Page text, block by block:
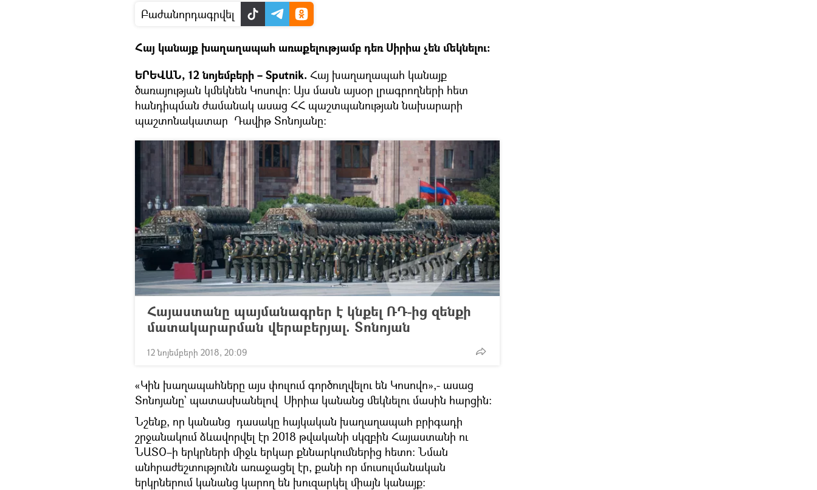
Բաժանորդագրվել
Հայ կանայք խաղաղապահ առաքելությամբ դեռ Սիրիա չեն մեկնելու։
ԵՐԵՎԱՆ, 12 նոյեմբերի – Sputnik. Հայ խաղաղապահ կանայք
ծառայության կմեկնեն Կոսովո։ Այս մասն այսօր լրագրողների հետ
հանդիպման ժամանակ ասաց ՀՀ պաշտպանության նախարարի
պաշտոնակատար Դավիթ Տոնոյանը։
Հայաստանը պայմանագրեր է կնքել ՌԴ-ից զենքի
մատակարարման վերաբերյալ. Տոնոյան
12 նոյեմբերի 2018, 20:09
«Կին խաղապահները այս փուլում գործուղվելու են Կոսովո»,- ասաց
Տոնոյանը` պատասխանելով Սիրիա կանանց մեկնելու մասին հարցին։
Նշենք, որ կանանց դասակը հայկական խաղաղապահ բրիգադի
շրջանակում ձևավորվել էր 2018 թվականի սկզբին Հայաստանի ու
ՆԱՏՕ–ի երկրների միջև երկար քննարկումներից հետո։ Նման
անհրաժեշտությունն առաջացել էր, քանի որ մուսուլմանական
երկրներում կանանց կարող են խուզարկել միայն կանայք։